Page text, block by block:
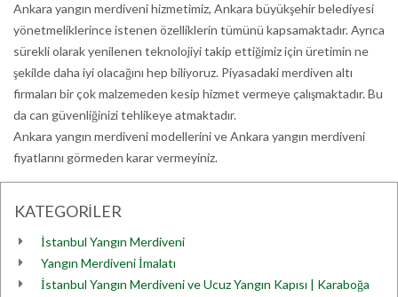
Ankara yangın merdiveni hizmetimiz, Ankara büyükşehir belediyesi
yönetmeliklerince istenen özelliklerin tümünü kapsamaktadır. Ayrıca
sürekli olarak yenilenen teknolojiyi takip ettiğimiz için üretimin ne
şekilde daha iyi olacağını hep biliyoruz. Piyasadaki merdiven altı
firmaları bir çok malzemeden kesip hizmet vermeye çalışmaktadır. Bu
da can güvenliğinizi tehlikeye atmaktadır.
Ankara yangın merdiveni modellerini ve Ankara yangın merdiveni
fiyatlarını görmeden karar vermeyiniz.
KATEGORİLER
İstanbul Yangın Merdiveni
Yangın Merdiveni İmalatı
İstanbul Yangın Merdiveni ve Ucuz Yangın Kapısı | Karaboğa